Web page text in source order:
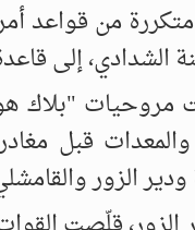
من قواعد
الشدادي، إلى
مروحيات "بلاك
قبل
الزور